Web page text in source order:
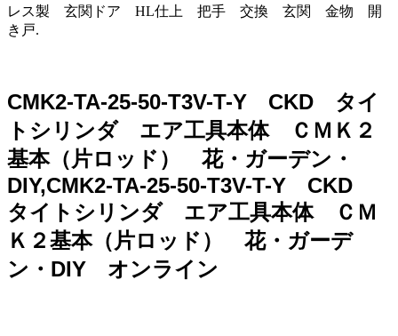
レス製 玄関ドア HL仕上 把手 交換 玄関 金物 開
き戸.
CMK2-TA-25-50-T3V-T-Y CKD タイ
トシリンダ エア工具本体 ＣＭＫ２
基本（片ロッド） 花・ガーデン・
DIY,CMK2-TA-25-50-T3V-T-Y CKD
タイトシリンダ エア工具本体 ＣＭ
Ｋ２基本（片ロッド） 花・ガーデ
ン・DIY オンライン